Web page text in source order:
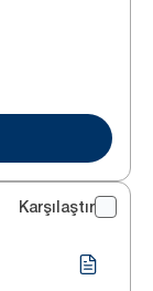
Karşılaştır